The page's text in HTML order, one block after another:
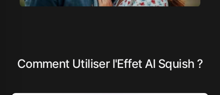
Comment Utiliser l'Effet AI Squish ?